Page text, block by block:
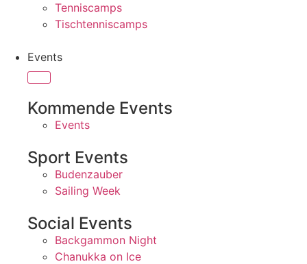
Tenniscamps
Tischtenniscamps
Events
Kommende Events
Events
Sport Events
Budenzauber
Sailing Week
Social Events
Backgammon Night
Chanukka on Ice